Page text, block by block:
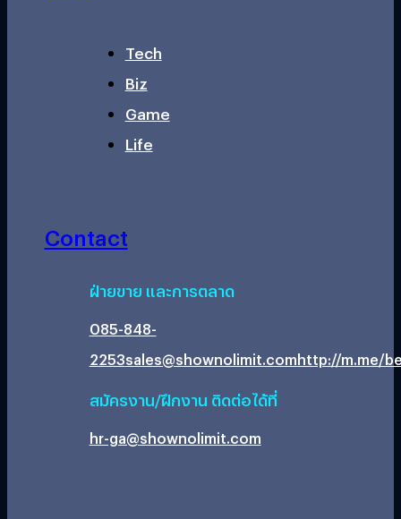
Tech
Biz
Game
Life
Contact
ฝ่ายขาย และการตลาด
085-848-
2253sales@shownolimit.comhttp://m.me/
สมัครงาน/ฝึกงาน ติดต่อได้ที่
hr-ga@shownolimit.com